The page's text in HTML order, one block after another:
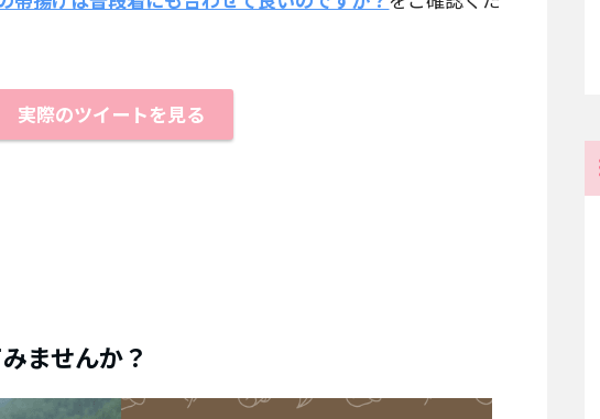
実際のツイートを見る
ませんか？